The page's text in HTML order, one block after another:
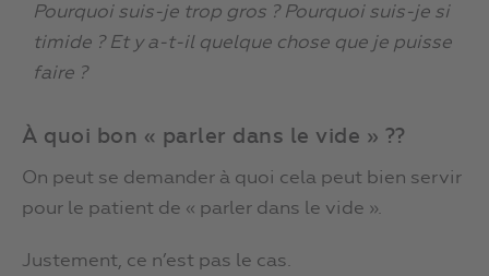
Pourquoi suis-je trop gros ? Pourquoi suis-je si
timide ? Et y a-t-il quelque chose que je puisse
faire ?
À quoi bon « parler dans le vide » ??
On peut se demander à quoi cela peut bien servir
pour le patient de « parler dans le vide ».
Justement, ce n’est pas le cas.